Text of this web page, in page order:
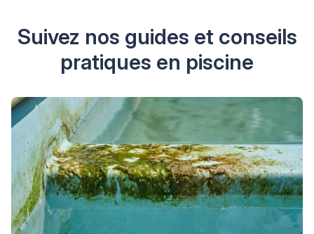
Suivez nos guides et conseils
pratiques en piscine